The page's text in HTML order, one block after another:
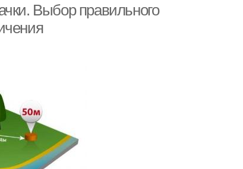
Выбор правильного